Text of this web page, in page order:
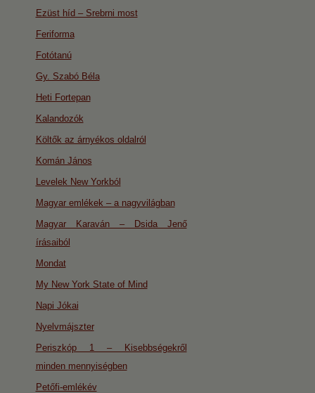
Ezüst híd – Srebrni most
Feriforma
Fotótanú
Gy. Szabó Béla
Heti Fortepan
Kalandozók
Költők az árnyékos oldalról
Komán János
Levelek New Yorkból
Magyar emlékek – a nagyvilágban
Magyar Karaván – Dsida Jenő
írásaiból
Mondat
My New York State of Mind
Napi Jókai
Nyelvmájszter
Periszkóp 1 – Kisebbségekről
minden mennyiségben
Petőfi-emlékév